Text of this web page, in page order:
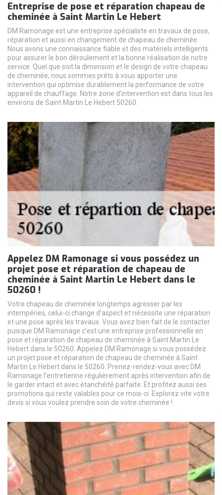
Entreprise de pose et réparation chapeau de
cheminée à Saint Martin Le Hebert
DM Ramonage est une entreprise spécialiste en travaux de pose,
réparation et aussi en changement de chapeau de cheminée.
Nous avons une connaissance fiable et des matériels intelligents
pour assurer le bon déroulement et la bonne réalisation de notre
service. Quel que soit la dimension et le design de votre chapeau
de cheminée, nous sommes prêts à vous apporter une
intervention qui optimise durablement la performance de votre
appareil de chauffage. Notre zone d’intervention est dans tous les
environs de Saint Martin Le Hebert 50260.
Appelez DM Ramonage si vous possédez un
projet pose et réparation de chapeau de
cheminée à Saint Martin Le Hebert dans le
50260 !
Votre chapeau de cheminée longtemps agresser par les
intempéries, celui-ci change d’aspect et nécessite une réparation
et une pose après les travaux. Vous avez bien fait de le contacter
puisque DM Ramonage c’est une entreprise professionnelle en
pose et réparation de chapeau de cheminée à Saint Martin Le
Hebert dans le 50260. Appelez DM Ramonage si vous possédez
un projet pose et réparation de chapeau de cheminée à Saint
Martin Le Hebert dans le 50260. Prenez-rendez-vous avec DM
Ramonage l’entretienne régulièrement après intervention afin de
le garder intact et avec étanchéité parfaite. Et profitez aussi ses
promotions qui reste valables pour ce mois-ci. Explorez vite votre
devis si vous voulez prendre soin de votre cheminée !